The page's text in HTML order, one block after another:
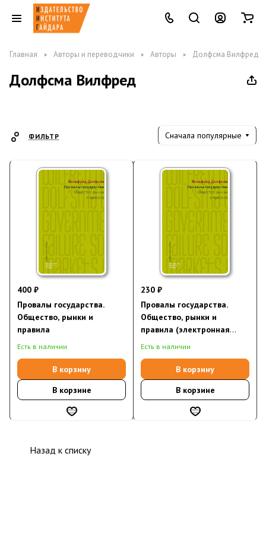
Главная Авторы и переводчики Авторы Долфсма Вилфред
Долфсма Вилфред
ФИЛЬТР Сначала популярные
400 ₽
Провалы государства.
Общество, рынки и
правила
Есть в наличии
В корзину
В корзине
230 ₽
Провалы государства.
Общество, рынки и
правила (электронная
книга)
Есть в наличии
В корзину
В корзине
Назад к списку